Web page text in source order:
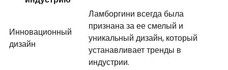
Инновационный
дизайн
Ламборгини всегда была
признана за ее смелый и
уникальный дизайн, который
устанавливает тренды в
индустрии.